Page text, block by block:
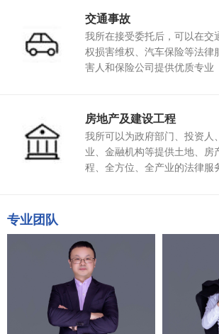
交通事故
我所在接受委托后，可以在交
权损害维权、汽车保险等法律
害人和保险公司提供优质专业
房地产及建设工程
我所可以为政府部门、投资人
业、金融机构等提供土地、房
程、全方位、全产业的法律服
专业团队